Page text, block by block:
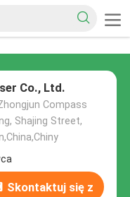
Co., Ltd.
Compass
Shajing Street,
Skontaktuj się z